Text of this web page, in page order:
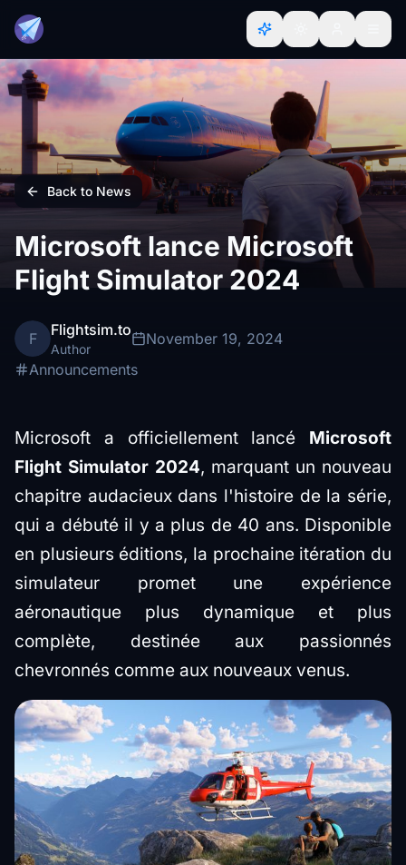
Back to News
Microsoft lance Microsoft
Flight Simulator 2024
F Flightsim.to
Author
November 19, 2024
Announcements
Microsoft a officiellement lancé Microsoft
Flight Simulator 2024, marquant un nouveau
chapitre audacieux dans l'histoire de la série,
qui a débuté il y a plus de 40 ans. Disponible
en plusieurs éditions, la prochaine itération du
simulateur promet une expérience
aéronautique plus dynamique et plus
complète, destinée aux passionnés
chevronnés comme aux nouveaux venus.